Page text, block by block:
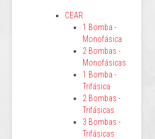
CEAR
1 Bomba -
Monofásica
2 Bombas -
Monofásicas
1 Bomba -
Trifásica
2 Bombas -
Trifásicas
3 Bombas -
Trifásicas